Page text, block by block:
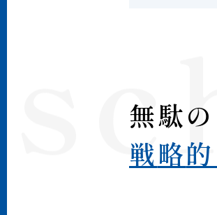
無駄の
戦略的